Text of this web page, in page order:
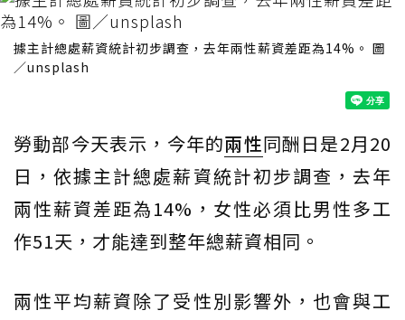
據主計總處薪資統計初步調查，去年兩性薪資差距為14%。 圖
／unsplash
勞動部今天表示，今年的兩性同酬日是2月20
日，依據主計總處薪資統計初步調查，去年
兩性薪資差距為14%，女性必須比男性多工
作51天，才能達到整年總薪資相同。
兩性平均薪資除了受性別影響外，也會與工